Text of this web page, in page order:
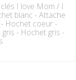
I love Mom / I
blanc - Attache
Hochet coeur -
- Hochet gris -